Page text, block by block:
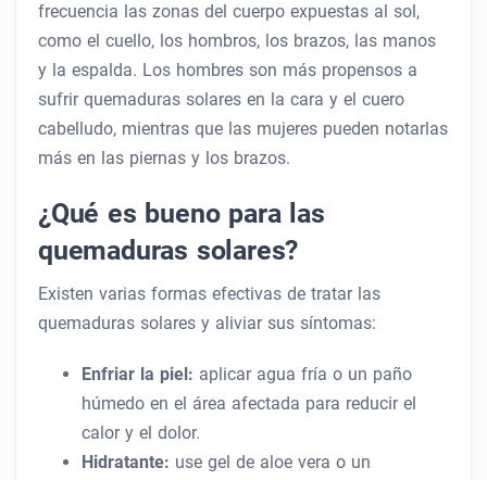
frecuencia las zonas del cuerpo expuestas al sol,
como el cuello, los hombros, los brazos, las manos
y la espalda. Los hombres son más propensos a
sufrir quemaduras solares en la cara y el cuero
cabelludo, mientras que las mujeres pueden notarlas
más en las piernas y los brazos.
¿Qué es bueno para las
quemaduras solares?
Existen varias formas efectivas de tratar las
quemaduras solares y aliviar sus síntomas:
Enfriar la piel: aplicar agua fría o un paño
húmedo en el área afectada para reducir el
calor y el dolor.
Hidratante: use gel de aloe vera o un